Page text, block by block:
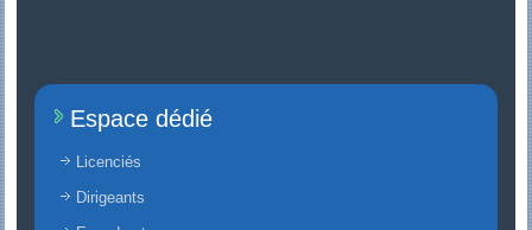
Espace dédié
Licenciés
Dirigeants